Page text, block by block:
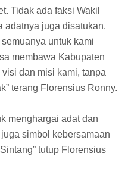
Tidak ada faksi Wakil
adatnya juga disatukan.
untuk kami
membawa Kabupaten
dan misi kami, tanpa
terang Florensius Ronny.
menghargai adat dan
simbol kebersamaan
tutup Florensius